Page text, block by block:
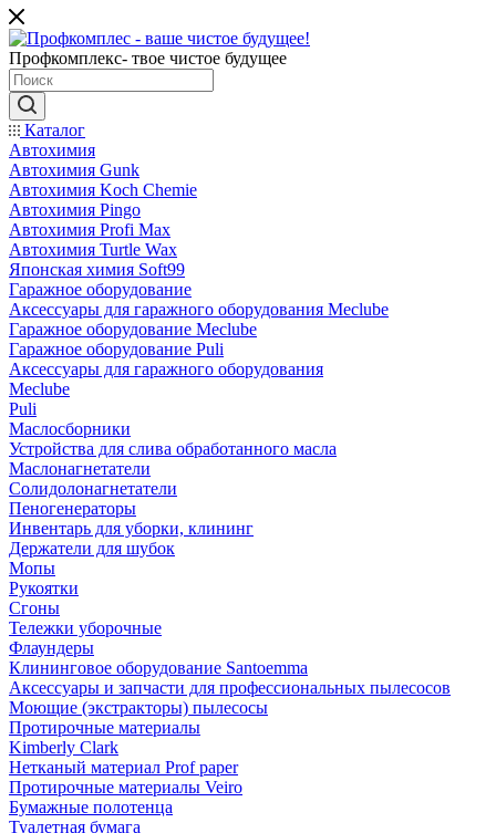
Профкомплекс- твое чистое будущее
Каталог
Автохимия
Автохимия Gunk
Автохимия Koch Chemie
Автохимия Pingo
Автохимия Profi Max
Автохимия Turtle Wax
Японская химия Soft99
Гаражное оборудование
Аксессуары для гаражного оборудования Meclube
Гаражное оборудование Meclube
Гаражное оборудование Puli
Аксессуары для гаражного оборудования
Meclube
Puli
Маслосборники
Устройства для слива обработанного масла
Маслонагнетатели
Солидолонагнетатели
Пеногенераторы
Инвентарь для уборки, клининг
Держатели для шубок
Мопы
Рукоятки
Сгоны
Тележки уборочные
Флаундеры
Клининговое оборудование Santoemma
Аксессуары и запчасти для профессиональных пылесосов
Моющие (экстракторы) пылесосы
Протирочные материалы
Kimberly Clark
Нетканый материал Prof paper
Протирочные материалы Veiro
Бумажные полотенца
Туалетная бумага